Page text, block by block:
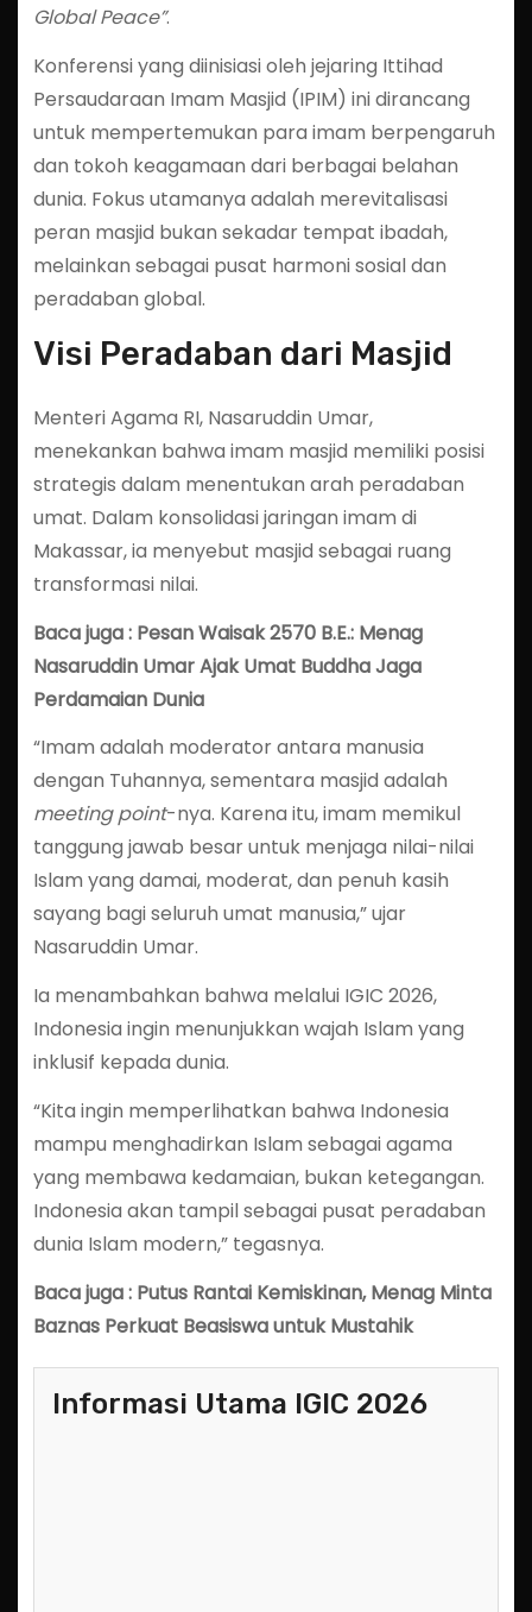
Global Peace”.
Konferensi yang diinisiasi oleh jejaring Ittihad
Persaudaraan Imam Masjid (IPIM) ini dirancang
untuk mempertemukan para imam berpengaruh
dan tokoh keagamaan dari berbagai belahan
dunia. Fokus utamanya adalah merevitalisasi
peran masjid bukan sekadar tempat ibadah,
melainkan sebagai pusat harmoni sosial dan
peradaban global.
Visi Peradaban dari Masjid
Menteri Agama RI, Nasaruddin Umar,
menekankan bahwa imam masjid memiliki posisi
strategis dalam menentukan arah peradaban
umat. Dalam konsolidasi jaringan imam di
Makassar, ia menyebut masjid sebagai ruang
transformasi nilai.
Baca juga : Pesan Waisak 2570 B.E.: Menag
Nasaruddin Umar Ajak Umat Buddha Jaga
Perdamaian Dunia
“Imam adalah moderator antara manusia
dengan Tuhannya, sementara masjid adalah
meeting point-nya. Karena itu, imam memikul
tanggung jawab besar untuk menjaga nilai-nilai
Islam yang damai, moderat, dan penuh kasih
sayang bagi seluruh umat manusia,” ujar
Nasaruddin Umar.
Ia menambahkan bahwa melalui IGIC 2026,
Indonesia ingin menunjukkan wajah Islam yang
inklusif kepada dunia.
“Kita ingin memperlihatkan bahwa Indonesia
mampu menghadirkan Islam sebagai agama
yang membawa kedamaian, bukan ketegangan.
Indonesia akan tampil sebagai pusat peradaban
dunia Islam modern,” tegasnya.
Baca juga : Putus Rantai Kemiskinan, Menag Minta
Baznas Perkuat Beasiswa untuk Mustahik
Informasi Utama IGIC 2026